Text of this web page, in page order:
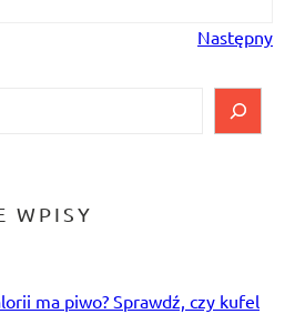
Następny
WPISY
ma piwo? Sprawdź, czy kufel